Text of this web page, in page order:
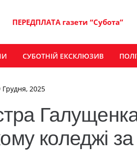
ПЕРЕДПЛАТА газети “Субота”
СУБОТНІЙ ЕКСКЛЮЗИВ
Грудня, 2025
коледжі за